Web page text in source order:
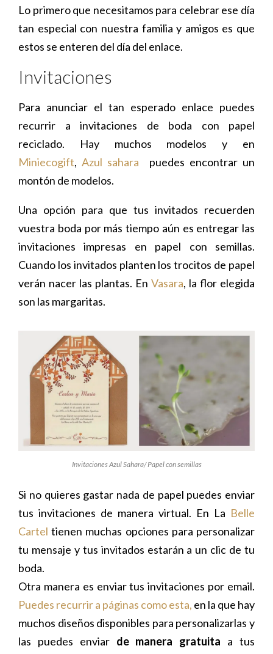
Lo primero que necesitamos para celebrar ese día
tan especial con nuestra familia y amigos es que
estos se enteren del día del enlace.
Invitaciones
Para anunciar el tan esperado enlace puedes
recurrir a invitaciones de boda con papel
reciclado. Hay muchos modelos y en
Miniecogift,Azul sahara puedes encontrar un
montón de modelos.
Una opción para que tus invitados recuerden
vuestra boda por más tiempo aún es entregar las
invitaciones impresas en papel con semillas.
Cuando los invitados planten los trocitos de papel
verán nacer las plantas. En Vasara, la flor elegida
son las margaritas.
Invitaciones Azul Sahara/ Papel con semillas
Si no quieres gastar nada de papel puedes enviar
tus invitaciones de manera virtual. En La Belle
Cartel tienen muchas opciones para personalizar
tu mensaje y tus invitados estarán a un clic de tu
boda.
Otra manera es enviar tus invitaciones por email.
Puedes recurrir a páginas como esta, en la que hay
muchos diseños disponibles para personalizarlas y
las puedes enviar de manera gratuita a tus